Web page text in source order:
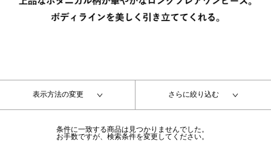
表示方法の変更 さらに絞り込む
条件に一致する商品は見つかりませんでした。
お手数ですが、検索条件を変更してください。